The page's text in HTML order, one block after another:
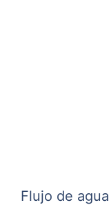
Flujo de agua